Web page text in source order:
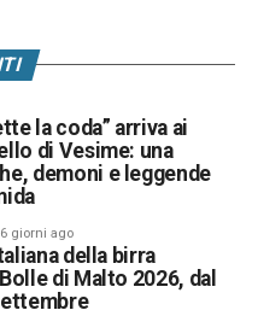
la coda” arriva ai
di Vesime: una
demoni e leggende
6 giorni ago
della birra
di Malto 2026, dal